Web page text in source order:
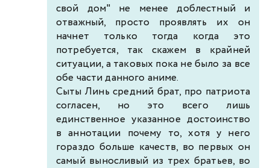
свой дом" не менее доблестный и
отважный, просто проявлять их он
начнет только тогда когда это
потребуется, так скажем в крайней
ситуации, а таковых пока не было за все
обе части данного аниме.
Сыты Линь средний брат, про патриота
согласен, но это всего лишь
единственное указанное достоинство
в аннотации почему то, хотя у него
гораздо больше качеств, во первых он
самый выносливый из трех братьев, во